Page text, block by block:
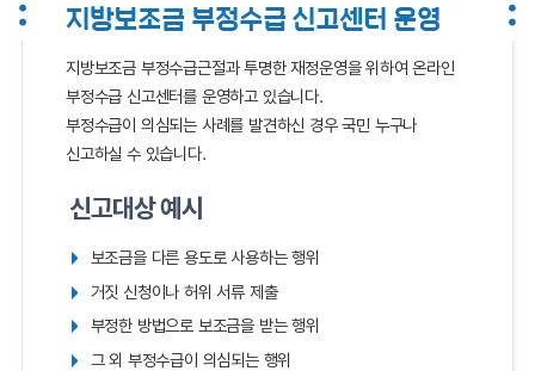
지방보조금 부정수급 신고센터 운영
지방보조금 부정수급근절과 투명한 재정운영을 위하여 온라인
부정수급 신고센터를 운영하고 있습니다.
부정수급이 의심되는 사례를 발견하신 경우 국민 누구나
신고하실 수 있습니다.
신고대상 예시
보조금을 다른 용도로 사용하는 행위
거짓 신청이나 허위 서류 제출
부정한 방법으로 보조금을 받는 행위
그 외 부정수급이 의심되는 행위